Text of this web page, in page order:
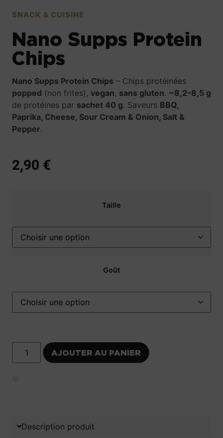
SNACK & CUISINE
Nano Supps Protein
Chips
Nano Supps Protein Chips – Chips protéinées
popped (non frites), vegan, sans gluten. ~8,2–8,5 g
de protéines par sachet 40 g. Saveurs BBQ,
Paprika, Cheese, Sour Cream & Onion, Salt &
Pepper.
2,90 €
Taille
Goût
AJOUTER AU PANIER
Description produit